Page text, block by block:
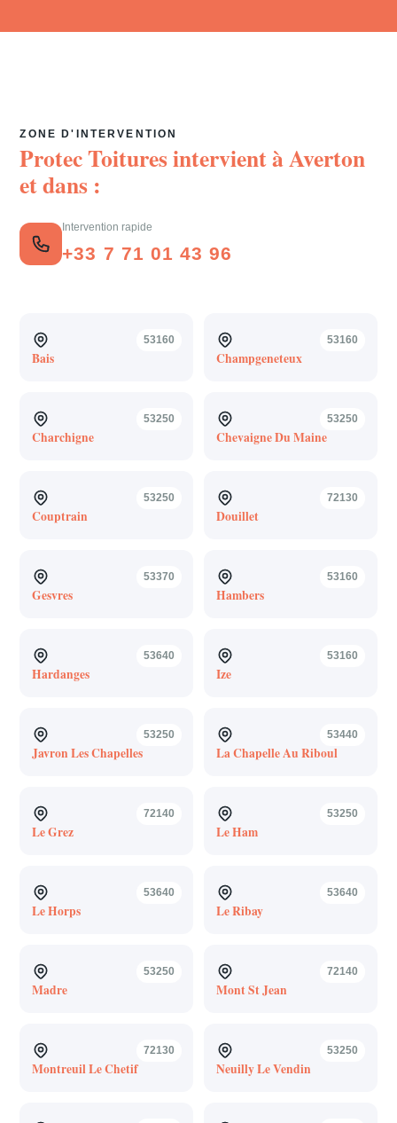
ZONE D'INTERVENTION
Protec Toitures intervient àAverton
et dans :
Intervention rapide
+33 7 71 01 43 96
53160
Bais
53160
Champgeneteux
53250
Charchigne
53250
Chevaigne Du Maine
53250
Couptrain
72130
Douillet
53370
Gesvres
53160
Hambers
53640
Hardanges
53160
Ize
53250
Javron Les Chapelles
53440
La Chapelle Au Riboul
72140
Le Grez
53250
Le Ham
53640
Le Horps
53640
Le Ribay
53250
Madre
72140
Mont St Jean
72130
Montreuil Le Chetif
53250
Neuilly Le Vendin